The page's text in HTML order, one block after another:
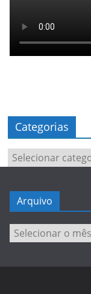
Categorias
Categorias
Arquivo
Arquivo